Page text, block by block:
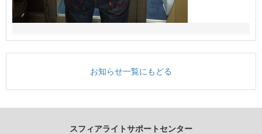
お知らせ一覧にもどる
スフィアライトサポートセンター